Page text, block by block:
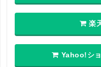
楽
Yahoo!シ